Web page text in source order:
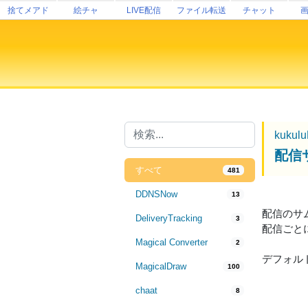
捨てメアド 絵チャ LIVE配信 ファイル転送 チャット
すべて 481
DDNSNow 13
DeliveryTracking 3
Magical Converter 2
MagicalDraw 100
chaat 8
配信
配信のサ
配信ごと
デフォル